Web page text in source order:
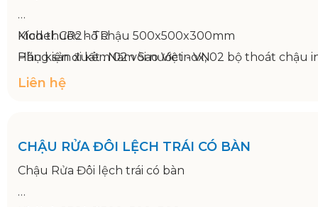
Hãng sản xuất : Năm Sao Việt - VN
Bảo hành: 12 tháng
Kích thước 1500x750x800/950mm
Liên hệ
Model: CR2 - T
Hãng sản xuất : Năm Sao Việt - VN
Kích thước hố 500x500x300mm